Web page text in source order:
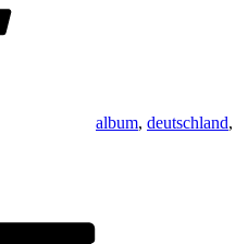
album, deutschland,